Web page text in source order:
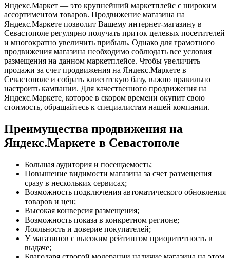
Яндекс.Маркет — это крупнейший маркетплейс с широким
ассортиментом товаров. Продвижение магазина на
Яндекс.Маркете позволит Вашему интернет-магазину в
Севастополе регулярно получать приток целевых посетителей
и многократно увеличить прибыль. Однако для грамотного
продвижения магазина необходимо соблюдать все условия
размещения на данном маркетплейсе. Чтобы увеличить
продажи за счет продвижения на Яндекс.Маркете в
Севастополе и собрать клиентскую базу, важно правильно
настроить кампании. Для качественного продвижения на
Яндекс.Маркете, которое в скором времени окупит свою
стоимость, обращайтесь к специалистам нашей компании.
Преимущества продвижения на
Яндекс.Маркете в Севастополе
Большая аудитория и посещаемость;
Повышение видимости магазина за счет размещения
сразу в нескольких сервисах;
Возможность подключения автоматического обновления
товаров и цен;
Высокая конверсия размещения;
Возможность показа в конкретном регионе;
Лояльность и доверие покупателей;
У магазинов с высоким рейтингом приоритетность в
выдаче;